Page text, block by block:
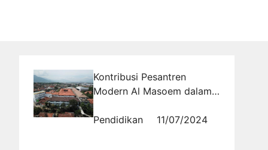
Kontribusi Pesantren
Modern Al Masoem dalam
Indonesia
Pendidikan 11/07/2024